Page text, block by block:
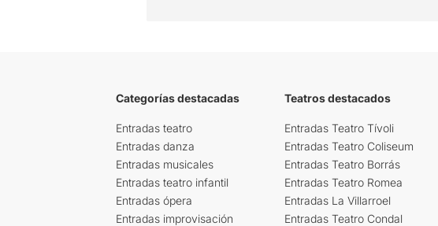
Categorías destacadas
Entradas teatro
Entradas danza
Entradas musicales
Entradas teatro infantil
Entradas ópera
Entradas improvisación
Teatros destacados
Entradas Teatro Tívoli
Entradas Teatro Coliseum
Entradas Teatro Borrás
Entradas Teatro Romea
Entradas La Villarroel
Entradas Teatro Condal